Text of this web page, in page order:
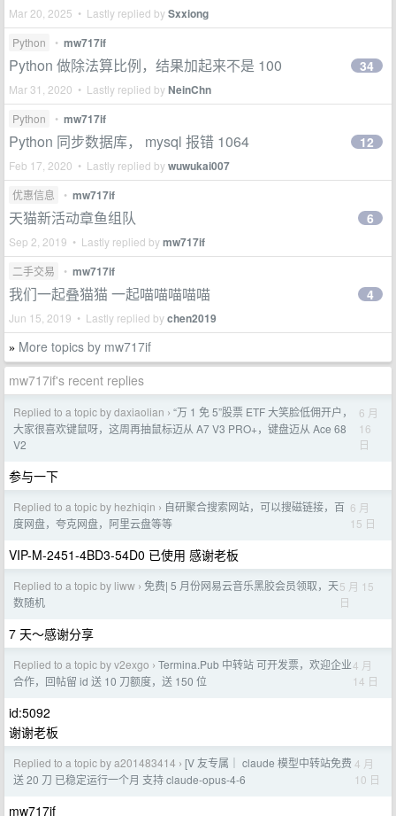
Mar 20, 2025 • Lastly replied bySxxiong
Python • mw717if
Python 做除法算比例，结果加起来不是 100
Mar 31, 2020 • Lastly replied byNeinChn
34
Python • mw717if
Python 同步数据库， mysql 报错 1064
Feb 17, 2020 • Lastly replied bywuwukai007
12
优惠信息 • mw717if
天猫新活动章鱼组队
Sep 2, 2019 • Lastly replied bymw717if
6
二手交易 • mw717if
我们一起叠猫猫 一起喵喵喵喵喵
Jun 15, 2019 • Lastly replied bychen2019
4
» More topics by mw717if
mw717if's recent replies
Replied to a topic by daxiaolian › “万 1 免 5”股票 ETF 大笑脸低佣开户，
大家很喜欢键鼠呀，这周再抽鼠标迈从 A7 V3 PRO+，键盘迈从 Ace 68
V2
6 月
16
日
参与一下
Replied to a topic by hezhiqin › 自研聚合搜索网站，可以搜磁链接，百
度网盘，夸克网盘，阿里云盘等等
6 月
15 日
VIP-M-2451-4BD3-54D0 已使用 感谢老板
Replied to a topic by liww › 免费| 5 月份网易云音乐黑胶会员领取，天
数随机
5 月 15
日
7 天～感谢分享
Replied to a topic by v2exgo › Termina.Pub 中转站 可开发票，欢迎企业
合作，回帖留 id 送 10 刀额度，送 150 位
4 月
14 日
id:5092
谢谢老板
Replied to a topic by a201483414 › [V 友专属｜ claude 模型中转站免费
送 20 刀 已稳定运行一个月 支持 claude-opus-4-6
4 月
10 日
mw717if